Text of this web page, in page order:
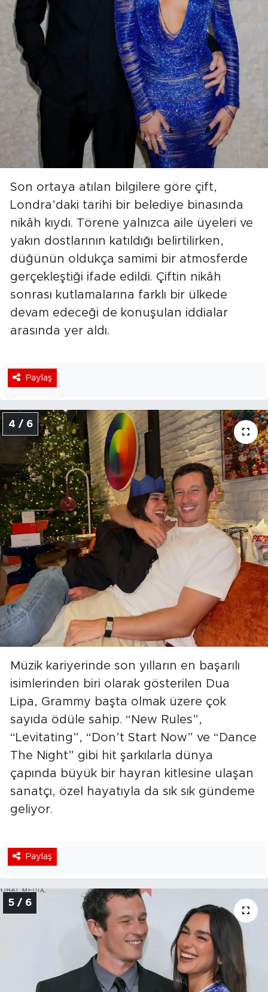
Son ortaya atılan bilgilere göre çift,
Londra’daki tarihi bir belediye binasında
nikâh kıydı. Törene yalnızca aile üyeleri ve
yakın dostlarının katıldığı belirtilirken,
düğünün oldukça samimi bir atmosferde
gerçekleştiği ifade edildi. Çiftin nikâh
sonrası kutlamalarına farklı bir ülkede
devam edeceği de konuşulan iddialar
arasında yer aldı.
Paylaş
4 / 6
Müzik kariyerinde son yılların en başarılı
isimlerinden biri olarak gösterilen Dua
Lipa, Grammy başta olmak üzere çok
sayıda ödüle sahip. “New Rules”,
“Levitating”, “Don’t Start Now” ve “Dance
The Night” gibi hit şarkılarla dünya
çapında büyük bir hayran kitlesine ulaşan
sanatçı, özel hayatıyla da sık sık gündeme
geliyor.
Paylaş
5 / 6